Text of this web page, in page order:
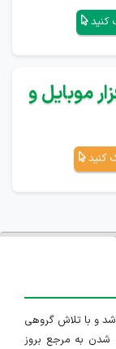
کنید
موبایل و
کنید
۱۳۹۱/۱/۱۰ راه اندازی شد و با تلاش گروهی
شدن به مرجع بروز